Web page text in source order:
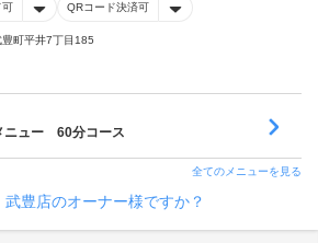
可 QRコード決済可
町平井7丁目185
ニュー 60分コース
全てのメニューを見る
武豊店のオーナー様ですか？